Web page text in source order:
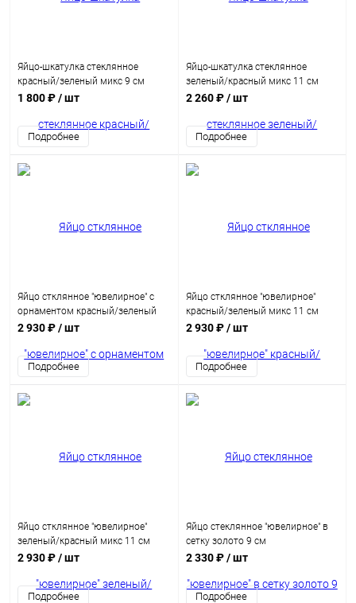
Яйцо-шкатулка стеклянное
красный/зеленый микс 9 см
1 800 ₽/ шт
Подробнее
Яйцо-шкатулка стеклянное
зеленый/красный микс 11 см
2 260 ₽/ шт
Подробнее
Яйцо стклянное "ювелирное" с
орнаментом красный/зеленый
микс 11 см
2 930 ₽/ шт
Подробнее
Яйцо стклянное "ювелирное"
красный/зеленый микс 11 см
2 930 ₽/ шт
Подробнее
Яйцо стклянное "ювелирное"
зеленый/красный микс 11 см
2 930 ₽/ шт
Подробнее
Яйцо стеклянное "ювелирное" в
сетку золото 9 см
2 330 ₽/ шт
Подробнее